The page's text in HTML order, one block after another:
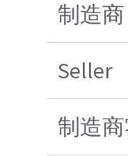
制造商
Seller
制造